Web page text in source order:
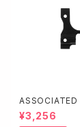
ンターバルクヘ
0B84】
¥3,256